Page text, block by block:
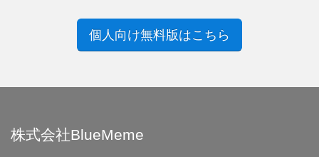
個人向け無料版はこちら
株式会社BlueMeme